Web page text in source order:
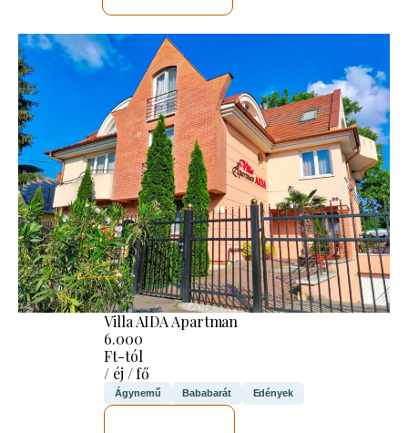
Villa AIDA Apartman
6.000
Ft-tól
/ éj / fő
Ágynemű Bababarát Edények